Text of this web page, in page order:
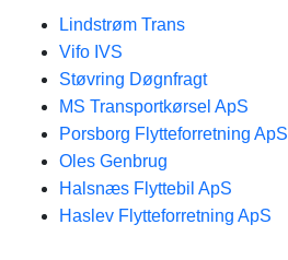
Lindstrøm Trans
Vifo IVS
Støvring Døgnfragt
MS Transportkørsel ApS
Porsborg Flytteforretning ApS
Oles Genbrug
Halsnæs Flyttebil ApS
Haslev Flytteforretning ApS